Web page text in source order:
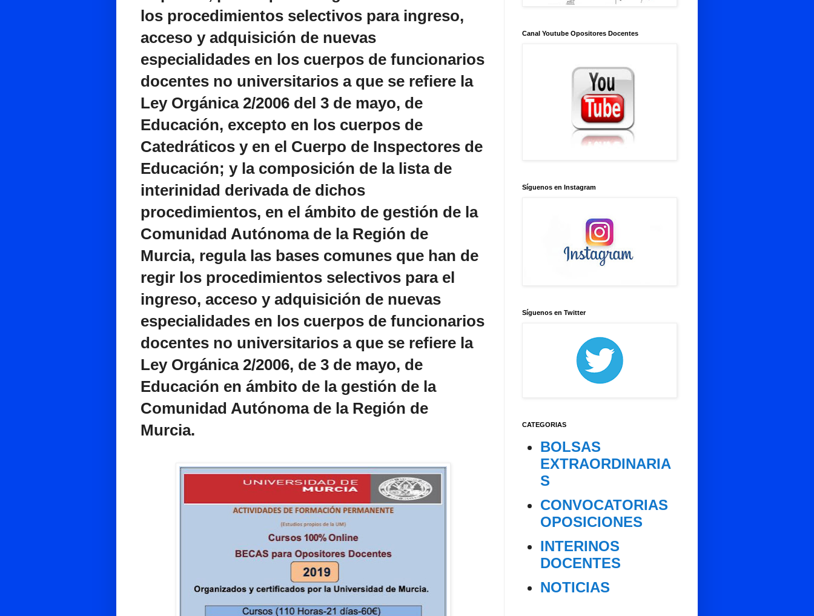
los procedimientos selectivos para ingreso,
acceso y adquisición de nuevas
especialidades en los cuerpos de funcionarios
docentes no universitarios a que se refiere la
Ley Orgánica 2/2006 del 3 de mayo, de
Educación, excepto en los cuerpos de
Catedráticos y en el Cuerpo de Inspectores de
Educación; y la composición de la lista de
interinidad derivada de dichos
procedimientos, en el ámbito de gestión de la
Comunidad Autónoma de la Región de
Murcia, regula las bases comunes que han de
regir los procedimientos selectivos para el
ingreso, acceso y adquisición de nuevas
especialidades en los cuerpos de funcionarios
docentes no universitarios a que se refiere la
Ley Orgánica 2/2006, de 3 de mayo, de
Educación en ámbito de la gestión de la
Comunidad Autónoma de la Región de
Murcia.
Canal Youtube Opositores Docentes
Síguenos en Instagram
Síguenos en Twitter
CATEGORIAS
BOLSAS
EXTRAORDINARIA
S
CONVOCATORIAS
OPOSICIONES
INTERINOS
DOCENTES
NOTICIAS